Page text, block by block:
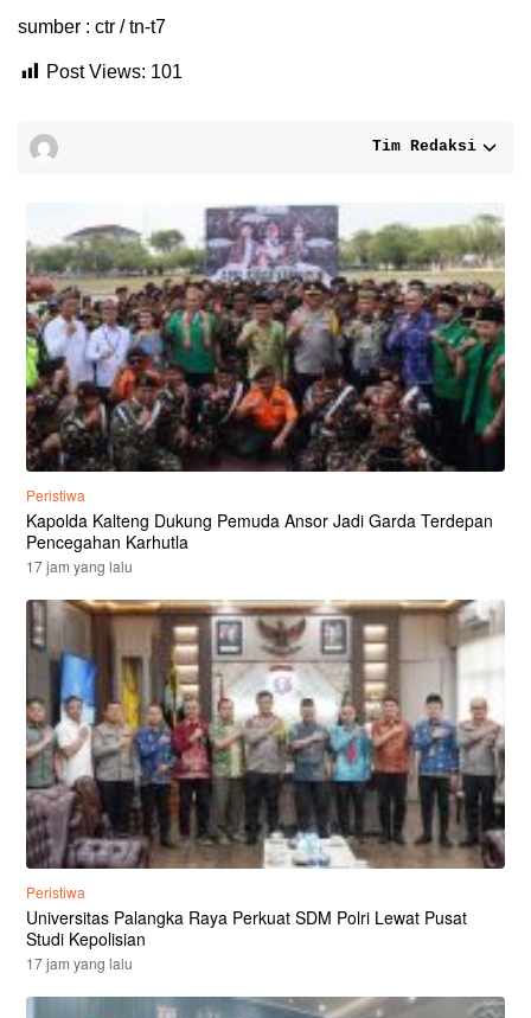
sumber : ctr / tn-t7
Post Views: 101
Tim Redaksi
Peristiwa
Kapolda Kalteng Dukung Pemuda Ansor Jadi Garda Terdepan
Pencegahan Karhutla
17 jam yang lalu
Peristiwa
Universitas Palangka Raya Perkuat SDM Polri Lewat Pusat
Studi Kepolisian
17 jam yang lalu